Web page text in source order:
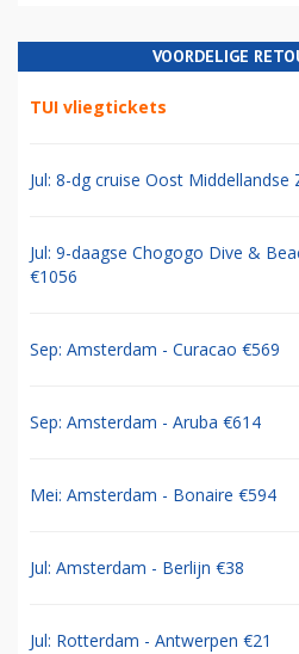
VOORDELIGE
TUI vliegtickets
Jul: 8-dg cruise Oost Middellandse
Jul: 9-daagse Chogogo Dive &
€1056
Sep: Amsterdam - Curacao €569
Sep: Amsterdam - Aruba €614
Mei: Amsterdam - Bonaire €594
Jul: Amsterdam - Berlijn €38
Jul: Rotterdam - Antwerpen €21